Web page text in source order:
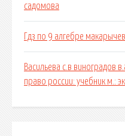
садомова
Гдз по 9 алгебре макарычев
Васильева с.в виноградов
право россии: учебник м.: